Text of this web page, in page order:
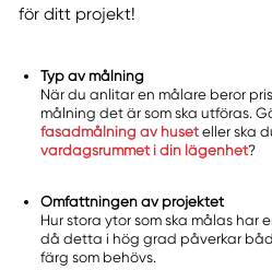
för ditt projekt!
Typ av målning
När du anlitar en målare beror
målning det är som ska utföras.
fasadmålning av huseteller ska
vardagsrummet i din lägenhet?
Omfattningen av projektet
Hur stora ytor som ska målas har
då detta i hög grad påverkar
färg som behövs.